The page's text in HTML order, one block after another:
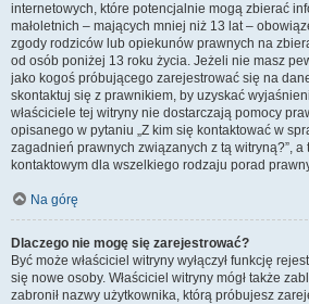
internetowych, które potencjalnie mogą zbierać
małoletnich – mających mniej niż 13 lat –
zgody rodziców lub opiekunów prawnych na
od osób poniżej 13 roku życia. Jeżeli nie masz
jako kogoś próbującego zarejestrować się na
skontaktuj się z prawnikiem, by uzyskać
właściciele tej witryny nie dostarczają pomocy
opisanego w pytaniu „Z kim się kontaktować w
zagadnień prawnych związanych z tą witryną?”, a
kontaktowym dla wszelkiego rodzaju porad
Na górę
Dlaczego nie mogę się zarejestrować?
Być może właściciel witryny wyłączył funkcję
się nowe osoby. Właściciel witryny mógł także
zabronił nazwy użytkownika, którą próbujesz